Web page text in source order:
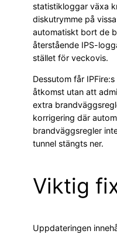
statistikloggar växa
diskutrymme på
automatiskt bort de
återstående IPS-
stället för veckovis.
Dessutom får
åtkomst utan att
extra
korrigering där
brandväggsregler
tunnel stängts ner.
Viktig
Uppdateringen